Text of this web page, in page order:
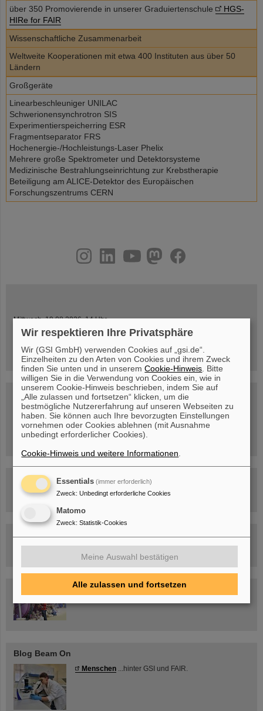
über 350 Promovierende in unserer Graduiertenschule
HGS-
HIRe for FAIR
Wissenschaftliche Zusammenarbeit
Weltweite Kooperationen mit etwa 400 Instituten aus über 50
Ländern
Großgeräte
Linearbeschleuniger UNILAC
Schwerionensynchrotron SIS
Experimentierspeicherring ESR
Fragmentseparator FRS
Hochenergie-/Hochleistungs-Laser Phelix
Mehrere große Spektrometer und Detektorsysteme
Medizinische Bestrahlungseinrichtung zur Krebstherapie
Beteiligung am ALICE-Detektor des Europäischen
Forschungszentrums CERN
youtube
helmholtz.social
facebook
Mittwoch, 19.08.2026, 14 Uhr
Warum existiert nicht einfach nichts?
Hannah Elfner,
Anmeldung und weitere Informationen
SCIENCE POP-UP
geöffnet Di – Fr,
12 – 17 Uhr
Sa, 11.07.26, 10:30-16:00 Uhr
Ernst-Ludwig-Str. 22
Innenstadt Darmstadt
FAIR-Trailer: Der Weg der Teilchen durch die
Rundflug über die FAIR-Baustelle
Besichtigung von GSI/FAIR –
Blog Beam On
Menschen ...hinter GSI und FAIR.
Wir respektieren Ihre Privatsphäre
Wir (GSI GmbH) verwenden Cookies auf „gsi.de“.
Einzelheiten zu den Arten von Cookies und ihrem Zweck
finden Sie unten und in unseremCookie-Hinweis . Bitte
willigen Sie in die Verwendung von Cookies ein, wie in
unserem Cookie-Hinweis beschrieben, indem Sie auf
„Alle zulassen und fortsetzen“ klicken, um die
bestmögliche Nutzererfahrung auf unseren Webseiten zu
haben. Sie können auch Ihre bevorzugten Einstellungen
vornehmen oder Cookies ablehnen (mit Ausnahme
unbedingt erforderlicher Cookies).
Cookie-Hinweis und weitere Informationen
Essentials (immer erforderlich)
Zweck: Unbedingt erforderliche Cookies
Matomo
Zweck: Statistik-Cookies
Meine Auswahl bestätigen
Alle zulassen und fortsetzen